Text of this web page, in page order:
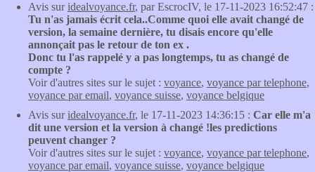
Avis suridealvoyance.fr, par EscrocIV, le 17-11-2023 16:52:47 :
Tu n'as jamais écrit cela..Comme quoi elle avait changé de
version, la semaine dernière, tu disais encore qu'elle
annonçait pas le retour de ton ex .
Donc tu l'as rappelé y a pas longtemps, tu as changé de
compte ?
Voir d'autres sites sur le sujet : voyance, voyance par telephone,
voyance par email, voyance suisse, voyance belgique
Avis suridealvoyance.fr, le 17-11-2023 14:36:15 : Car elle m'a
dit une version et la version à changé !les predictions
peuvent changer ?
Voir d'autres sites sur le sujet : voyance, voyance par telephone,
voyance par email, voyance suisse, voyance belgique